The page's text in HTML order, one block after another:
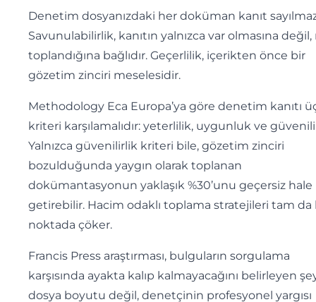
Denetim dosyanızdaki her doküman kanıt
Savunulabilirlik, kanıtın yalnızca var olmasına değil,
toplandığına bağlıdır. Geçerlilik, içerikten önce bir
gözetim zinciri meselesidir.
Methodology Eca Europa’ya göre denetim kanıtı
kriteri karşılamalıdır: yeterlilik, uygunluk ve
Yalnızca güvenilirlik kriteri bile, gözetim zinciri
bozulduğunda yaygın olarak toplanan
dokümantasyonun yaklaşık %30’unu geçersiz hale
getirebilir. Hacim odaklı toplama stratejileri tam da
noktada çöker.
Francis Press araştırması, bulguların sorgulama
karşısında ayakta kalıp kalmayacağını belirleyen
dosya boyutu değil, denetçinin profesyonel yargısı